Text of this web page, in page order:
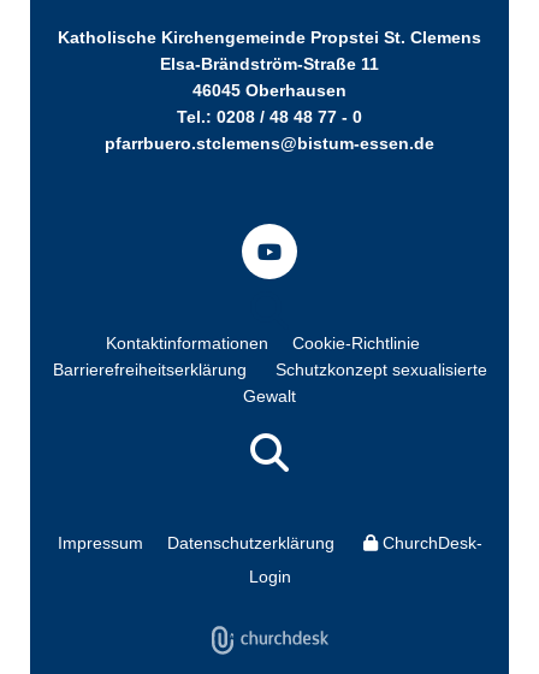
Katholische Kirchengemeinde Propstei St. Clemens
Elsa-Brändström-Straße 11
46045 Oberhausen
Tel.: 0208 / 48 48 77 - 0
pfarrbuero.stclemens@bistum-essen.de
Kontaktinformationen
Cookie-Richtlinie
Barrierefreiheitserklärung
Schutzkonzept sexualisierte
Gewalt
Impressum Datenschutzerklärung
ChurchDesk-
Login